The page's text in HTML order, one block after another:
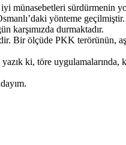
münasebetleri sürdürmenin
yönteme geçilmiştir.
karşımızda durmaktadır.
Bir ölçüde PKK terörünün,
ki, töre